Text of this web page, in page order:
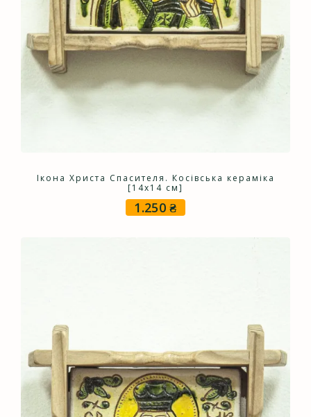
Ікона Христа Спасителя. Косівська кераміка
[14х14 см]
1.250₴